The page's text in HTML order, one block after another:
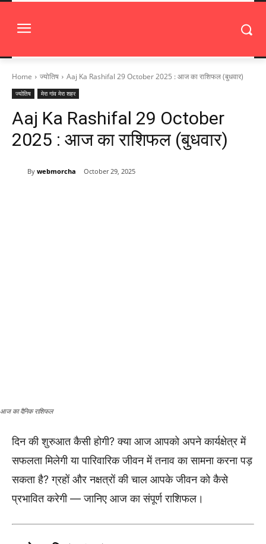
Home ज्योतिष Aaj Ka Rashifal 29 October 2025 : आज का राशिफल (बुधवार)
ज्योतिष मेरा गांव मेरा शहर
Aaj Ka Rashifal 29 October
2025 : आज का राशिफल (बुधवार)
By webmorcha October 29, 2025
आज का दैनिक राशिफल
दिन की शुरुआत कैसी होगी? क्या आज आपको अपने कार्यक्षेत्र में
सफलता मिलेगी या पारिवारिक जीवन में तनाव का सामना करना पड़
सकता है? ग्रहों और नक्षत्रों की चाल आपके जीवन को कैसे
प्रभावित करेगी — जानिए आज का संपूर्ण राशिफल।